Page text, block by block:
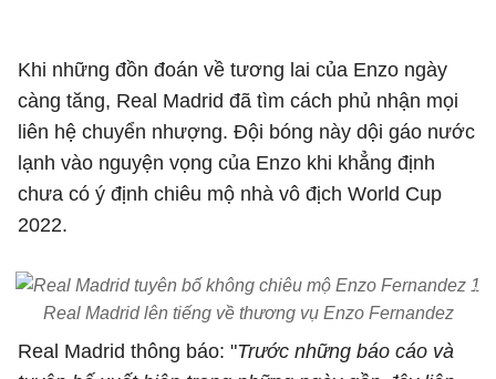
Khi những đồn đoán về tương lai của Enzo ngày
càng tăng, Real Madrid đã tìm cách phủ nhận mọi
liên hệ chuyển nhượng. Đội bóng này dội gáo nước
lạnh vào nguyện vọng của Enzo khi khẳng định
chưa có ý định chiêu mộ nhà vô địch World Cup
2022.
Real Madrid lên tiếng về thương vụ Enzo Fernandez
Real Madrid thông báo: "Trước những báo cáo và